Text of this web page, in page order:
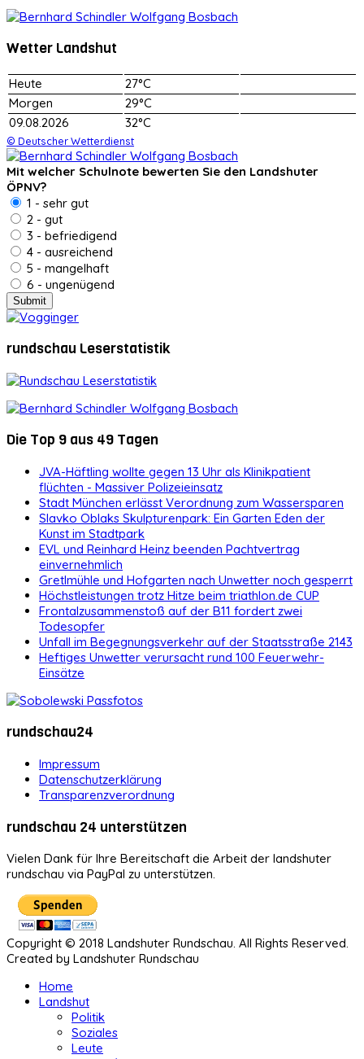
Wetter Landshut
Heute
27°C
Morgen
29°C
09.08.2026
32°C
© Deutscher Wetterdienst
Mit welcher Schulnote bewerten Sie den Landshuter
ÖPNV?
1 - sehr gut
2 - gut
3 - befriedigend
4 - ausreichend
5 - mangelhaft
6 - ungenügend
rundschau Leserstatistik
Die Top 9 aus 49 Tagen
JVA-Häftling wollte gegen 13 Uhr als Klinikpatient
flüchten - Massiver Polizeieinsatz
Stadt München erlässt Verordnung zum Wassersparen
Slavko Oblaks Skulpturenpark: Ein Garten Eden der
Kunst im Stadtpark
EVL und Reinhard Heinz beenden Pachtvertrag
einvernehmlich
Gretlmühle und Hofgarten nach Unwetter noch gesperrt
Höchstleistungen trotz Hitze beim triathlon.de CUP
Frontalzusammenstoß auf der B11 fordert zwei
Todesopfer
Unfall im Begegnungsverkehr auf der Staatsstraße 2143
Heftiges Unwetter verursacht rund 100 Feuerwehr-
Einsätze
rundschau24
Impressum
Datenschutzerklärung
Transparenzverordnung
rundschau 24 unterstützen
Vielen Dank für Ihre Bereitschaft die Arbeit der landshuter
rundschau via PayPal zu unterstützen.
Copyright © 2018 Landshuter Rundschau. All Rights Reserved.
Created by Landshuter Rundschau
Home
Landshut
Politik
Soziales
Leute